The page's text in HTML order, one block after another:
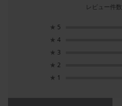
レビュー件数
★ 5
★ 4
★ 3
★ 2
★ 1